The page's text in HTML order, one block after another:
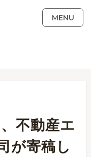
MENU
不動産エ
が寄稿し